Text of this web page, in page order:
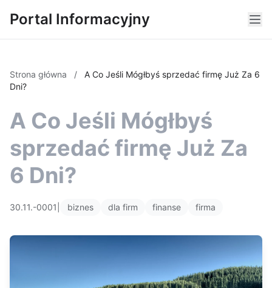
Portal Informacyjny
Strona główna /
A Co Jeśli Mógłbyś sprzedać firmę Już Za 6
Dni?
A Co Jeśli Mógłbyś
sprzedać firmę Już Za
6 Dni?
30.11.-0001 biznes dla firm finanse firma